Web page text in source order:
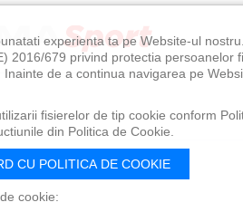
experienta ta pe Website-ul
2016/679 privind protectia persoanelor
de a continua navigarea pe
fisierelor de tip cookie conform
din Politica de Cookie.
CU POLITICA DE COOKIE
cookie: